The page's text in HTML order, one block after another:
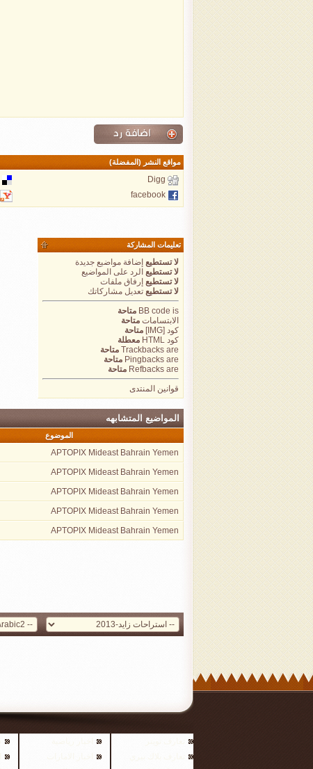
مواقع النشر (المفضلة)
Digg
facebook
تعليمات المشاركة
لا تستطيع إضافة مواضيع جديدة
لا تستطيع الرد على المواضيع
لا تستطيع إرفاق ملفات
لا تستطيع تعديل مشاركاتك
BB code is
متاحة
الابتسامات متاحة
كود [IMG]
متاحة
كود HTML
معطلة
Trackbacks are
متاحة
Pingbacks are
متاحة
Refbacks are
متاحة
قوانين المنتدى
المواضيع المتشابهه
الموضوع
APTOPIX Mideast Bahrain Yemen
APTOPIX Mideast Bahrain Yemen
APTOPIX Mideast Bahrain Yemen
APTOPIX Mideast Bahrain Yemen
APTOPIX Mideast Bahrain Yemen